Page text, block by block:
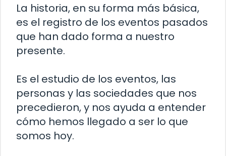
La historia, en su forma más básica,
es el registro de los eventos pasados
que han dado forma a nuestro
presente.
Es el estudio de los eventos, las
personas y las sociedades que nos
precedieron, y nos ayuda a entender
cómo hemos llegado a ser lo que
somos hoy.